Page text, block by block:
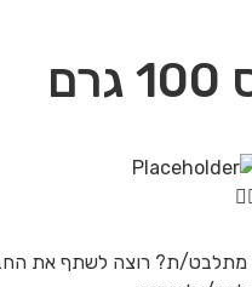
מתלבט/ת? רוצה לשתף את